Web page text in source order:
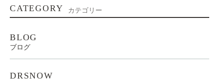
CATEGORY カテゴリー
BLOG
ブログ
DRSNOW